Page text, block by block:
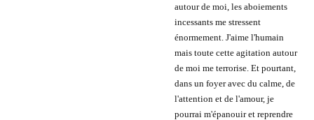
autour de moi, les aboiements
incessants me stressent
énormement. J'aime l'humain
mais toute cette agitation autour
de moi me terrorise. Et pourtant,
dans un foyer avec du calme, de
l'attention et de l'amour, je
pourrai m'épanouir et reprendre